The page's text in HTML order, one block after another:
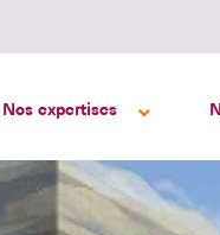
Nos expertises